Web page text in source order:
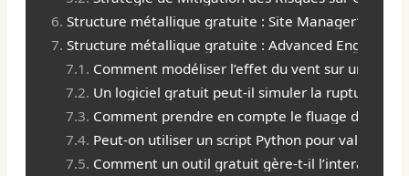
Structure métallique gratuite : Site Manager’s
Structure métallique gratuite : Advanced
Comment modéliser l’effet du vent sur une
Un logiciel gratuit peut-il simuler la rupture
Comment prendre en compte le fluage d’un
Peut-on utiliser un script Python pour valider la
Comment un outil gratuit gère-t-il l’interaction